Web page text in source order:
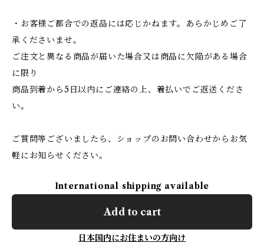
・お客様ご都合での返品には応じかねます。あらかじめご了
承くださいませ。
ご注文と異なる商品が届いた場合又は商品に欠陥がある場合
に限り
商品到着から5日以内にご連絡の上、着払いでご返送くださ
い。
ご質問等ございましたら、ショップのお問い合わせからお気
軽にお知らせください。
International shipping available
Add to cart
日本国内にお住まいの方向け